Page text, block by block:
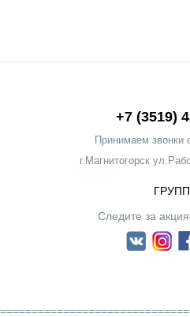
+7 (3519)
Принимаем звонки
г.Магнитогорск
Следите за